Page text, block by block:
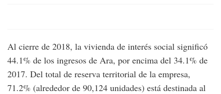
Al cierre de 2018, la vivienda de interés social significó
44.1% de los ingresos de Ara, por encima del 34.1% de
2017. Del total de reserva territorial de la empresa,
71.2% (alrededor de 90,124 unidades) está destinada al